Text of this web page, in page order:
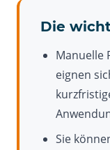
Die
Manuelle
eignen
Sie